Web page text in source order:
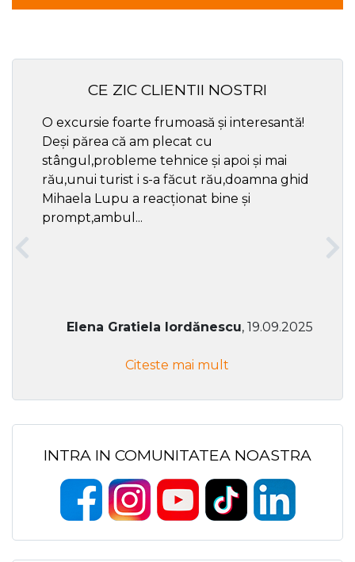
CE ZIC CLIENTII NOSTRI
O excursie foarte frumoasă și interesantă!
Deși părea că am plecat cu
stângul,probleme tehnice și apoi și mai
rău,unui turist i s-a făcut rău,doamna ghid
Mihaela Lupu a reacționat bine și
prompt,ambul...
Elena Gratiela Iordănescu, 19.09.2025
Citeste mai mult
INTRA IN COMUNITATEA NOASTRA